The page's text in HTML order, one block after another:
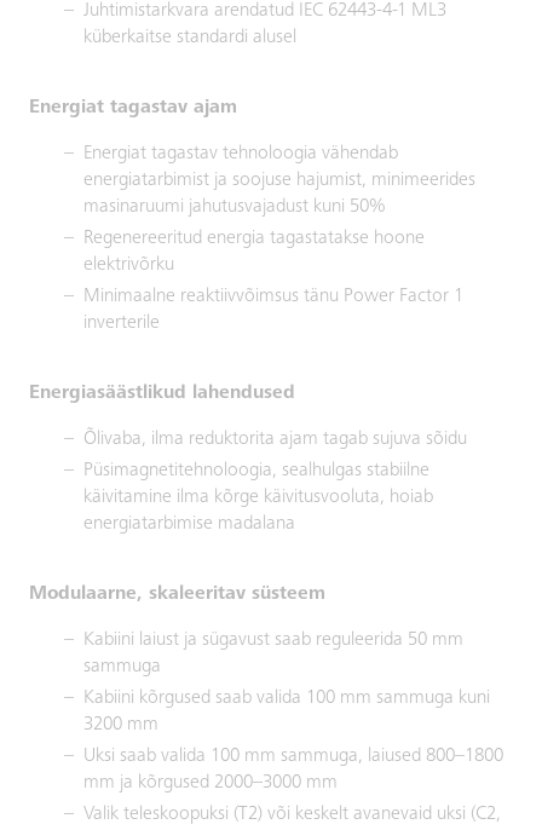
Juhtimistarkvara arendatud IEC 62443-4-1 ML3
küberkaitse standardi alusel
Energiat tagastav ajam
Energiat tagastav tehnoloogia vähendab
energiatarbimist ja soojuse hajumist, minimeerides
masinaruumi jahutusvajadust kuni 50%
Regenereeritud energia tagastatakse hoone
elektrivõrku
Minimaalne reaktiivvõimsus tänu Power Factor 1
inverterile
Energiasäästlikud lahendused
Õlivaba, ilma reduktorita ajam tagab sujuva sõidu
Püsimagnetitehnoloogia, sealhulgas stabiilne
käivitamine ilma kõrge käivitusvooluta, hoiab
energiatarbimise madalana
Modulaarne, skaleeritav süsteem
Kabiini laiust ja sügavust saab reguleerida 50 mm
sammuga
Kabiini kõrgused saab valida 100 mm sammuga kuni
3200 mm
Uksi saab valida 100 mm sammuga, laiused 800–1800
mm ja kõrgused 2000–3000 mm
Valik teleskoopuksi (T2) või keskelt avanevaid uksi (C2,